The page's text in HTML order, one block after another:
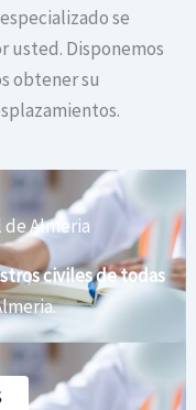
se
usted. Disponemos
obtener su
de Almeria
civiles de todas